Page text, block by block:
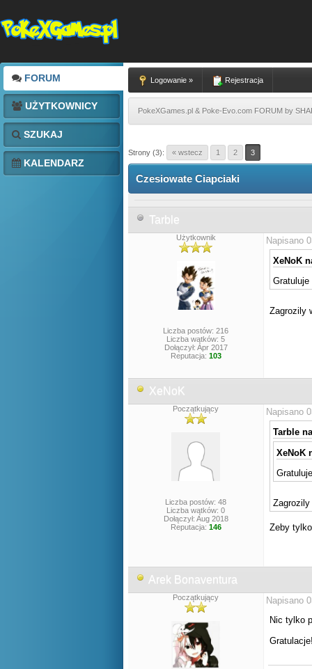
FORUM
UŻYTKOWNICY
SZUKAJ
KALENDARZ
Logowanie » Rejestracja
PokeXGames.pl & Poke-Evo.com FORUM by
Strony (3): « wstecz 1 2 3
Czesiowate Ciapciaki
Tarble
Użytkownik
Liczba postów: 216
Liczba wątków: 5
Dołączył: Apr 2017
Reputacja: 103
Napisano
XeNoK
Zagrozily
XeNoK
Początkujący
Liczba postów: 48
Liczba wątków: 0
Dołączył: Aug 2018
Reputacja: 146
Napisano
Tarble
XeNoK
Zeby
Arek Bonaventura
Początkujący
Napisano
Nic tylko